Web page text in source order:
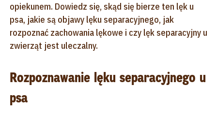
opiekunem. Dowiedz się, skąd się bierze ten lęk u
psa, jakie są objawy lęku separacyjnego, jak
rozpoznać zachowania lękowe i czy lęk separacyjny u
zwierząt jest uleczalny.
Rozpoznawanie lęku separacyjnego u
psa